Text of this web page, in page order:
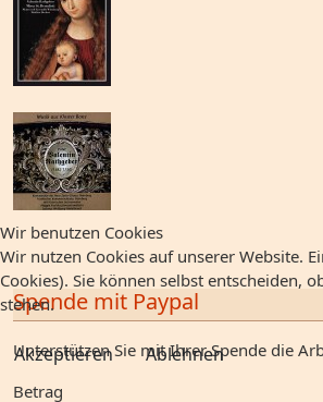
Spende mit Paypal
Unterstützen Sie mit Ihrer Spende die
Betrag
Wir benutzen Cookies
Wir nutzen Cookies auf unserer Website.
Cookies). Sie können selbst entscheiden,
stehen.
Akzeptieren Ablehnen